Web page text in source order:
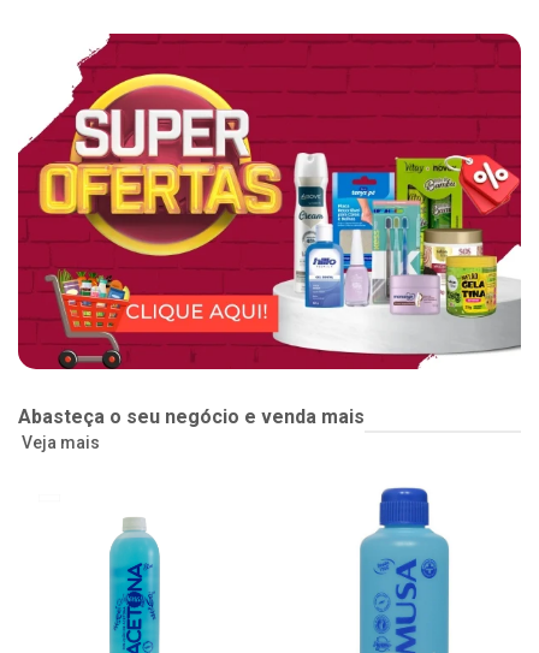
Abasteça o seu negócio e venda mais
Veja mais